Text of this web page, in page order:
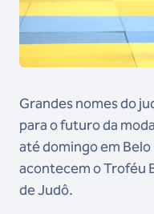
Grandes nomes do
para o futuro da
até domingo em
acontecem o Troféu
de Judô.